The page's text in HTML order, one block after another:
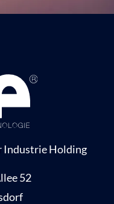
Industrie Holding
52